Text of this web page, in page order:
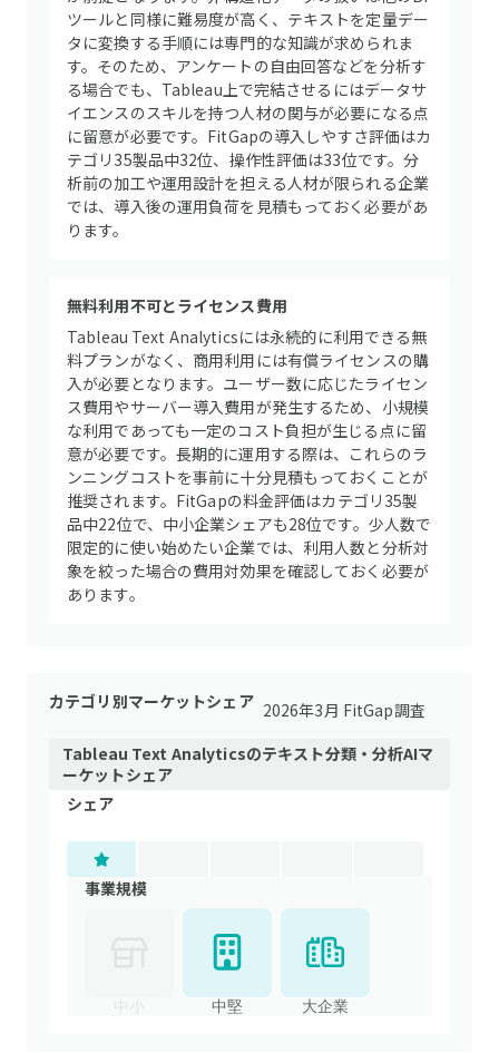
ツールと同様に難易度が高く、テキストを定量デー
タに変換する手順には専門的な知識が求められま
す。そのため、アンケートの自由回答などを分析す
る場合でも、Tableau上で完結させるにはデータサ
イエンスのスキルを持つ人材の関与が必要になる点
に留意が必要です。FitGapの導入しやすさ評価はカ
テゴリ35製品中32位、操作性評価は33位です。分
析前の加工や運用設計を担える人材が限られる企業
では、導入後の運用負荷を見積もっておく必要があ
ります。
無料利用不可とライセンス費用
Tableau Text Analyticsには永続的に利用できる無
料プランがなく、商用利用には有償ライセンスの購
入が必要となります。ユーザー数に応じたライセン
ス費用やサーバー導入費用が発生するため、小規模
な利用であっても一定のコスト負担が生じる点に留
意が必要です。長期的に運用する際は、これらのラ
ンニングコストを事前に十分見積もっておくことが
推奨されます。FitGapの料金評価はカテゴリ35製
品中22位で、中小企業シェアも28位です。少人数で
限定的に使い始めたい企業では、利用人数と分析対
象を絞った場合の費用対効果を確認しておく必要が
あります。
カテゴリ別マーケットシェア 2026年3月 FitGap調査
Tableau Text Analyticsのテキスト分類・分析AIマ
ーケットシェア
シェア
事業規模
中堅 大企業